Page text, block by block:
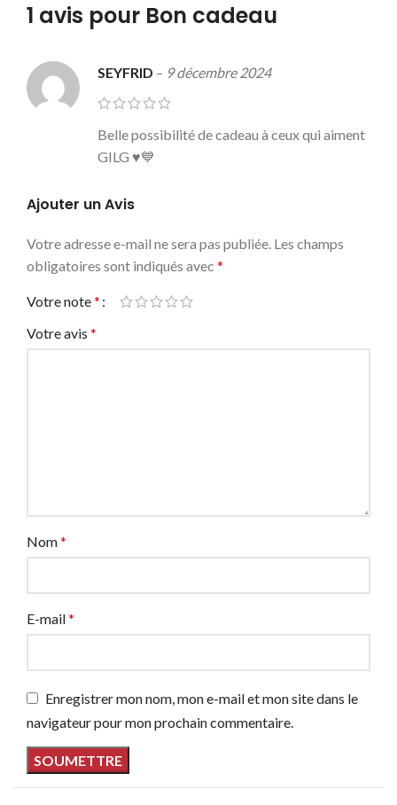
1 avis pour Bon cadeau
SEYFRID – 9 décembre 2024
Belle possibilité de cadeau à ceux qui aiment
GILG ♥️💙
Ajouter un Avis
Votre adresse e-mail ne sera pas publiée. Les champs
obligatoires sont indiqués avec *
Votre note*
Votre avis *
Nom*
E-mail*
Enregistrer mon nom, mon e-mail et mon site dans le
navigateur pour mon prochain commentaire.